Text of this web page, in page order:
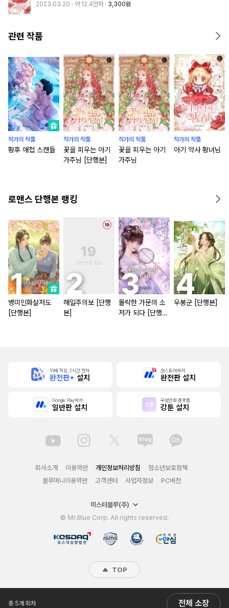
2023.03.20 · 약 12.4만자 3,300원
관련 작품
작가의 작품
황후 애첩 스캔들
작가의 작품
꽃을 피우는 아기
가주님 [단행본]
작가의 작품
꽃을 피우는 아기
가주님
작가의 작품
아기 약사 황녀님
로맨스 단행본 랭킹
병미인화살저도
[단행본]
해일주의보 [단행
본]
몰락한 가문의 소
저가 되다 [단행
우봉군 [단행본]
총 5개 회차 전체 소장
10배 적립, 2시간 먼저
완전판+ 설치
원스토어에서
완전판 설치
Google Play에서
일반판 설치
무협만화 플랫폼
강툰 설치
회사소개 이용약관 개인정보처리방침
청소년보호정책
블루머니이용약관
고객센터 사업자정보 PC버전
미스터블루(주)
© Mr.Blue Corp. All rights reserved.
TOP